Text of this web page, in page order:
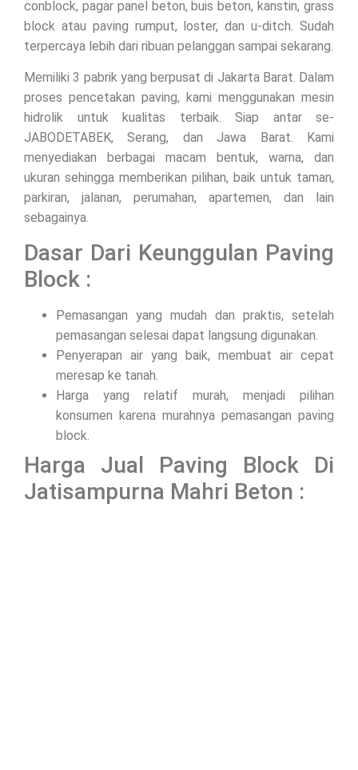
conblock, pagar panel beton, buis beton, kanstin, grass
block atau paving rumput, loster, dan u-ditch. Sudah
terpercaya lebih dari ribuan pelanggan sampai sekarang.
Memiliki 3 pabrik yang berpusat di Jakarta Barat. Dalam
proses pencetakan paving, kami menggunakan mesin
hidrolik untuk kualitas terbaik. Siap antar se-
JABODETABEK, Serang, dan Jawa Barat. Kami
menyediakan berbagai macam bentuk, warna, dan
ukuran sehingga memberikan pilihan, baik untuk taman,
parkiran, jalanan, perumahan, apartemen, dan lain
sebagainya.
Dasar Dari Keunggulan Paving
Block :
Pemasangan yang mudah dan praktis, setelah
pemasangan selesai dapat langsung digunakan.
Penyerapan air yang baik, membuat air cepat
meresap ke tanah.
Harga yang relatif murah, menjadi pilihan
konsumen karena murahnya pemasangan paving
block.
Harga Jual Paving Block Di
Jatisampurna Mahri Beton :